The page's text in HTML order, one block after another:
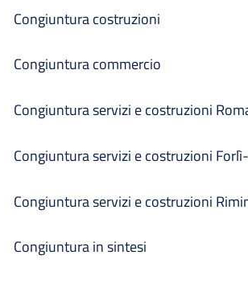
Congiuntura costruzioni
Congiuntura commercio
Congiuntura servizi e costruzioni
Congiuntura servizi e costruzioni
Congiuntura servizi e costruzioni
Congiuntura in sintesi